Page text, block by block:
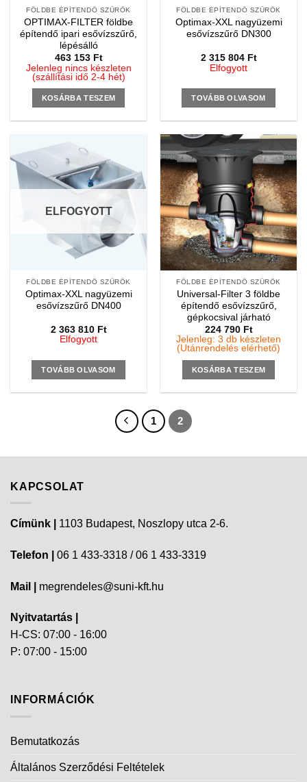
FÖLDBE ÉPÍTENDŐ SZŰRŐK
OPTIMAX-FILTER földbe
építendő ipari esővízszűrő,
lépésálló
463 153 Ft
Jelenleg nincs készleten
(szállítási idő 2-4 hét)
KOSÁRBA TESZEM
FÖLDBE ÉPÍTENDŐ SZŰRŐK
Optimax-XXL nagyüzemi
esővízszűrő DN300
2 315 804 Ft
Elfogyott
TOVÁBB OLVASOM
ELFOGYOTT
FÖLDBE ÉPÍTENDŐ SZŰRŐK
Optimax-XXL nagyüzemi
esővízszűrő DN400
2 363 810 Ft
Elfogyott
TOVÁBB OLVASOM
FÖLDBE ÉPÍTENDŐ SZŰRŐK
Universal-Filter 3 földbe
építendő esővízszűrő,
gépkocsival járható
224 790 Ft
Jelenleg: 3 db készleten
(Utánrendelés elérhető)
KOSÁRBA TESZEM
1 2
KAPCSOLAT
Címünk | 1103 Budapest, Noszlopy utca 2-6.
Telefon | 06 1 433-3318 / 06 1 433-3319
Mail | megrendeles@suni-kft.hu
Nyitvatartás |
H-CS: 07:00 - 16:00
P: 07:00 - 15:00
INFORMÁCIÓK
Bemutatkozás
Általános Szerződési Feltételek